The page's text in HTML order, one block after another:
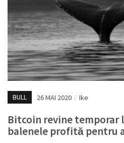
BULL 26 MAI 2020 / Ike
Bitcoin revine temporar
balenele profită pentru